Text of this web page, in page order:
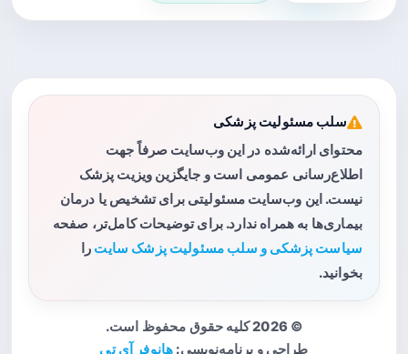
سلب مسئولیت پزشکی
محتوای ارائه‌شده در این وب‌سایت صرفاً جهت
اطلاع‌رسانی عمومی است و جایگزین ویزیت پزشک
نیست. این وب‌سایت مسئولیتی برای تشخیص یا درمان
بیماری‌ها به همراه ندارد. برای توضیحات کامل‌تر، صفحه
سیاست پزشکی و سلب مسئولیت پزشک سایت را
بخوانید.
© 2026 کلیه حقوق محفوظ است.
طراحی و برنامه‌نویسی: هانوفر آی تی